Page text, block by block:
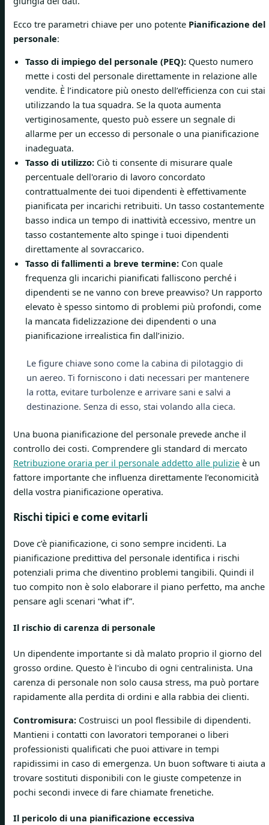
Ecco tre parametri chiave per uno potente Pianificazione del
personale:
Tasso di impiego del personale (PEQ): Questo numero
mette i costi del personale direttamente in relazione alle
vendite. È l’indicatore più onesto dell’efficienza con cui stai
utilizzando la tua squadra. Se la quota aumenta
vertiginosamente, questo può essere un segnale di
allarme per un eccesso di personale o una pianificazione
inadeguata.
Tasso di utilizzo: Ciò ti consente di misurare quale
percentuale dell'orario di lavoro concordato
contrattualmente dei tuoi dipendenti è effettivamente
pianificata per incarichi retribuiti. Un tasso costantemente
basso indica un tempo di inattività eccessivo, mentre un
tasso costantemente alto spinge i tuoi dipendenti
direttamente al sovraccarico.
Tasso di fallimenti a breve termine: Con quale
frequenza gli incarichi pianificati falliscono perché i
dipendenti se ne vanno con breve preavviso? Un rapporto
elevato è spesso sintomo di problemi più profondi, come
la mancata fidelizzazione dei dipendenti o una
pianificazione irrealistica fin dall’inizio.
Le figure chiave sono come la cabina di pilotaggio di
un aereo. Ti forniscono i dati necessari per mantenere
la rotta, evitare turbolenze e arrivare sani e salvi a
destinazione. Senza di esso, stai volando alla cieca.
Una buona pianificazione del personale prevede anche il
controllo dei costi. Comprendere gli standard di mercato
Retribuzione oraria per il personale addetto alle pulizie è un
fattore importante che influenza direttamente l’economicità
della vostra pianificazione operativa.
Rischi tipici e come evitarli
Dove c’è pianificazione, ci sono sempre incidenti. La
pianificazione predittiva del personale identifica i rischi
potenziali prima che diventino problemi tangibili. Quindi il
tuo compito non è solo elaborare il piano perfetto, ma anche
pensare agli scenari “what if”.
Il rischio di carenza di personale
Un dipendente importante si dà malato proprio il giorno del
grosso ordine. Questo è l'incubo di ogni centralinista. Una
carenza di personale non solo causa stress, ma può portare
rapidamente alla perdita di ordini e alla rabbia dei clienti.
Contromisura: Costruisci un pool flessibile di dipendenti.
Mantieni i contatti con lavoratori temporanei o liberi
professionisti qualificati che puoi attivare in tempi
rapidissimi in caso di emergenza. Un buon software ti aiuta a
trovare sostituti disponibili con le giuste competenze in
pochi secondi invece di fare chiamate frenetiche.
Il pericolo di una pianificazione eccessiva